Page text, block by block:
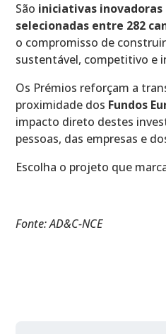
São iniciativas
selecionadas entre 282
o compromisso de
sustentável, competitivo e
Os Prémios reforçam a
proximidade dos Fundos
impacto direto destes
pessoas, das empresas e
Escolha o projeto que
Fonte: AD&C-NCE